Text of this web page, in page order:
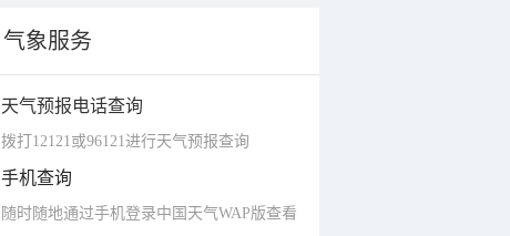
气象服务
天气预报电话查询
拨打12121或96121进行天气预报查询
手机查询
随时随地通过手机登录中国天气WAP版查看